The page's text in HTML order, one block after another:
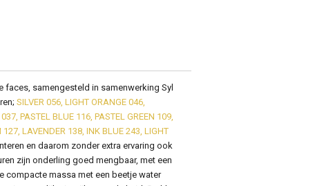
faces, samengesteld in samenwerking Syl
SILVER 056, LIGHT ORANGE 046,
PASTEL BLUE 116, PASTEL GREEN 109,
LAVENDER 138, INK BLUE 243, LIGHT
en daarom zonder extra ervaring ook
zijn onderling goed mengbaar, met een
compacte massa met een beetje water